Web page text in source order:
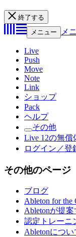
終了する
メニュー
メ
Live
Push
Move
Note
Link
ショップ
Pack
ヘルプ
その他
Live 12の無償
ログイン／登
その他のページ
ブログ
Ableton for the
Abletonが提
認定トレーニ
Abletonについ